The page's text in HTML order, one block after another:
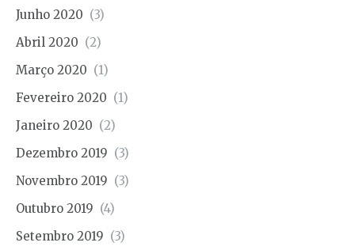
Junho 2020 (3)
Abril 2020 (2)
Março 2020 (1)
Fevereiro 2020 (1)
Janeiro 2020 (2)
Dezembro 2019 (3)
Novembro 2019 (3)
Outubro 2019 (4)
Setembro 2019 (3)